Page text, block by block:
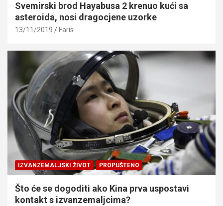
Svemirski brod Hayabusa 2 krenuo kući sa
asteroida, nosi dragocjene uzorke
13/11/2019 Faris
IZVANZEMALJSKI ŽIVOT PROPUŠTENO
Što će se dogoditi ako Kina prva uspostavi
kontakt s izvanzemaljcima?